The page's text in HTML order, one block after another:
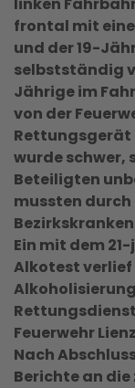
frontal mit
und der 19-
selbstständig
Jährige im
von der
Rettungsgerät
wurde schwer,
Beteiligten
mussten
Ein mit dem
Alkotest
Feuerwehr
Nach
Berichte an